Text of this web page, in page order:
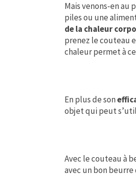
Mais venons-en au
piles ou une
de la chaleur
prenez le couteau
chaleur permet à
En plus de son
objet qui peut
Avec le couteau à
avec un bon beurre